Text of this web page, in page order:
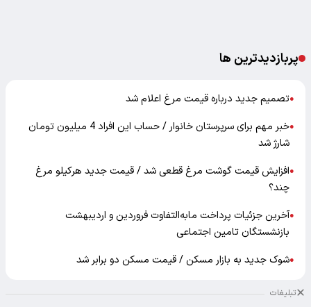
پربازدیدترین ها
●تصمیم جدید درباره قیمت مرغ اعلام شد
●
خبر مهم برای سرپرستان خانوار / حساب این افراد 4 میلیون تومان
شارژ شد
●افزایش قیمت گوشت مرغ قطعی شد / قیمت جدید هرکیلو مرغ
چند؟
●آخرین جزئیات پرداخت مابه‌التفاوت فروردین و اردیبهشت
بازنشستگان تامین اجتماعی
●شوک جدید به بازار مسکن / قیمت مسکن دو برابر شد
تبلیغات